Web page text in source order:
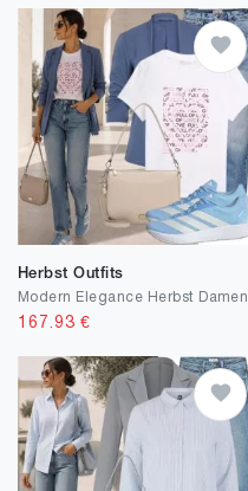
Herbst Outfits
Modern Elegance Herbst Damen
167.93 €